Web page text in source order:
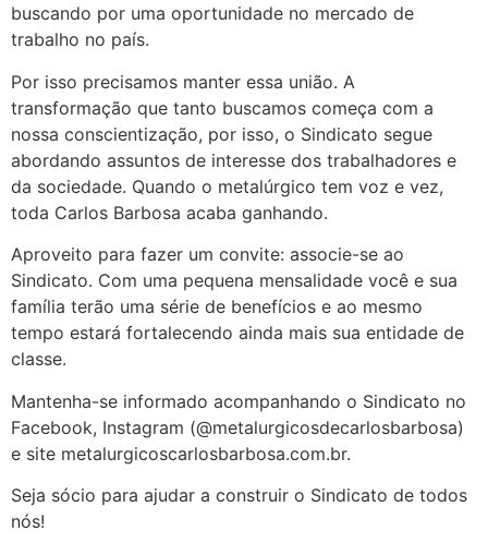
buscando por uma oportunidade no mercado de
trabalho no país.
Por isso precisamos manter essa união. A
transformação que tanto buscamos começa com a
nossa conscientização, por isso, o Sindicato segue
abordando assuntos de interesse dos trabalhadores e
da sociedade. Quando o metalúrgico tem voz e vez,
toda Carlos Barbosa acaba ganhando.
Aproveito para fazer um convite: associe-se ao
Sindicato. Com uma pequena mensalidade você e sua
família terão uma série de benefícios e ao mesmo
tempo estará fortalecendo ainda mais sua entidade de
classe.
Mantenha-se informado acompanhando o Sindicato no
Facebook, Instagram (@metalurgicosdecarlosbarbosa)
e site metalurgicoscarlosbarbosa.com.br.
Seja sócio para ajudar a construir o Sindicato de todos
nós!